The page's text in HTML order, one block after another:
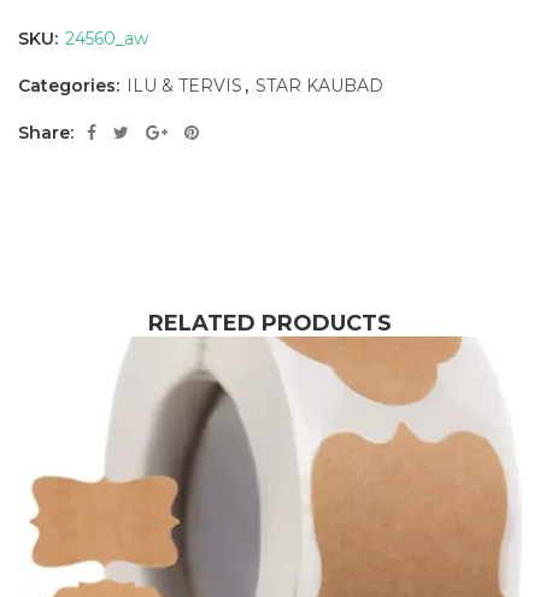
SKU: 24560_aw
Categories: ILU & TERVIS , STAR KAUBAD
Share:
RELATED PRODUCTS